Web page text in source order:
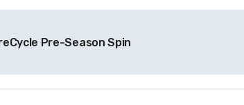
Pre-Season Spin